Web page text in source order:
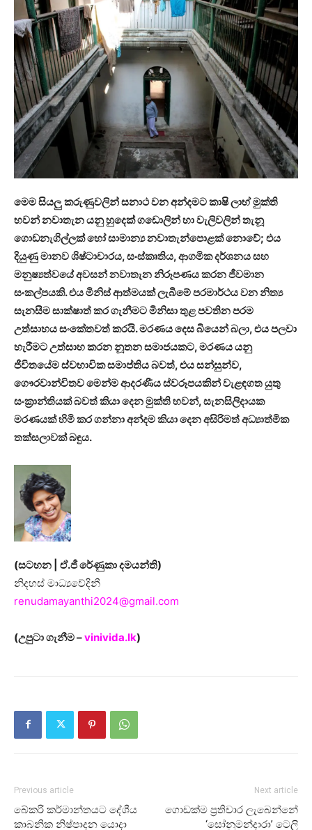
මෙම සියලු කරුණුවලින් සනාථ වන අන්දමට කාෂි ලාභ් මුක්ති
භවන් නවාතැන යනු හුදෙක් ගඩොලින් හා වැලිවලින් තැනූ
ගොඩනැගිල්ලක් හෝ සාමාන්‍ය නවාතැන්පොළක් නොවේ; එය
දියුණු මානව ශිෂ්ටාචාරය, සංස්කෘතිය, ආගමික දර්ශනය සහ
මනුෂ්‍යත්වයේ අවසන් නවාතැන නිරූපණය කරන ජීවමාන
සංකල්පයකි. එය මිනිස් ආත්මයක් ලැබීමේ පරමාර්ථය වන නිත්‍ය
සැනසීම සාක්ෂාත් කර ගැනීමට මිනිසා තුළ පවතින පරම
උත්සාහය සංකේතවත් කරයි. මරණය දෙස බියෙන් බලා, එය පලවා
හැරීමට උත්සාහ කරන නූතන සමාජයකට, මරණය යනු
ජීවිතයේම ස්වභාවික සමාප්තිය බවත්, එය සන්සුන්ව,
ගෞරවාන්විතව මෙන්ම ආදරණීය ස්වරූපයකින් වැළඳගත යුතු
සංක්‍රාන්තියක් බවත් කියා දෙන මුක්ති භවන්, සැනසිලිදායක
මරණයක් හිමි කර ගන්නා අන්දම කියා දෙන අසිරිමත් අධ්‍යාත්මික
තක්සලාවක් බඳුය.
(සටහන | ඒ.ජී රේණුකා දමයන්ති)
නිදහස් මාධ්‍යවේදිනී
renudamayanthi2024@gmail.com
(උපුටා ගැනීම –vinivida.lk)
Previous article
බේකරි කර්මාන්තයට දේශීය
කාබනික නිෂ්පාදන යොදා
Next article
ගොඩක්ම ප්‍රතිචාර ලැබෙන්නේ
‘සෝනුමන්දාරා’ ටෙලි